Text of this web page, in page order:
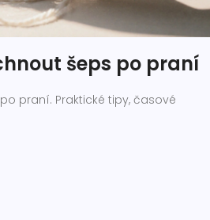
šeps po praní
praní. Praktické tipy, časové